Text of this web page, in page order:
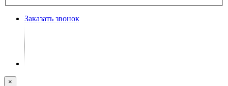
Заказать звонок
×